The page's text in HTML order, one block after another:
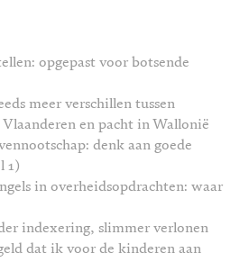
opgepast voor botsende
meer verschillen tussen
en pacht in Wallonië
denk aan goede
1)
in overheidsopdrachten: waar
indexering, slimmer verlonen
dat ik voor de kinderen aan